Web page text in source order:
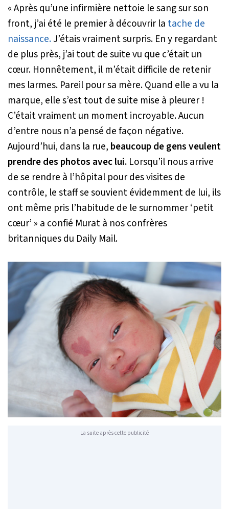
« Après qu’une infirmière nettoie le sang sur son
front, j’ai été le premier à découvrir la tache de
naissance.J’étais vraiment surpris. En y regardant
de plus près, j’ai tout de suite vu que c’était un
cœur. Honnêtement, il m’était difficile de retenir
mes larmes. Pareil pour sa mère. Quand elle a vu la
marque, elle s’est tout de suite mise à pleurer !
C’était vraiment un moment incroyable. Aucun
d’entre nous n’a pensé de façon négative.
Aujourd’hui, dans la rue, beaucoup de gens veulent
prendre des photos avec lui. Lorsqu’il nous arrive
de se rendre à l’hôpital pour des visites de
contrôle, le staff se souvient évidemment de lui, ils
ont même pris l’habitude de le surnommer ‘petit
cœur’ » a confié Murat à nos confrères
britanniques du Daily Mail.
La suite après cette publicité